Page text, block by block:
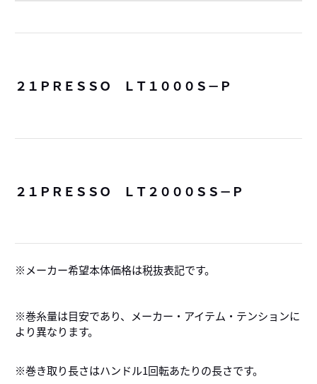
２１ＰＲＥＳＳＯ ＬＴ１０００Ｓ－Ｐ
２１ＰＲＥＳＳＯ ＬＴ２０００ＳＳ－Ｐ
メーカー希望本体価格は税抜表記です。
※巻糸量は目安であり、メーカー・アイテム・テンションに
より異なります。
※巻き取り長さはハンドル1回転あたりの長さです。